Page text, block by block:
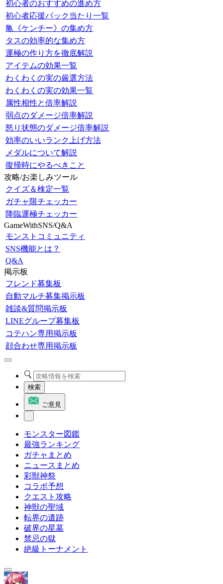
初心者のおすすめの進め方
初心者応援パック当たり一覧
亀《ケンチー》の集め方
タスの効率的な集め方
運極の作り方を徹底解説
アイテムの効果一覧
わくわくの実の厳選方法
わくわくの実の効果一覧
属性相性と倍率解説
弱点のダメージ倍率解説
怒り状態のダメージ倍率解説
効率のいいランク上げ方法
メダルについて解説
復帰時にやるべきこと
攻略/お楽しみツール
クイズ＆検定一覧
ガチャ限チェッカー
降臨運極チェッカー
GameWithSNS/Q&A
モンストコミュニティ
SNS機能とは？
Q&A
掲示板
フレンド募集板
自動マルチ募集掲示板
雑談&質問掲示板
LINEグループ募集板
コテハン専用掲示板
顔合わせ専用掲示板
検索
ご意見
モンスター図鑑
最強ランキング
ガチャまとめ
ニュースまとめ
彩獣神祭
コラボ予想
クエスト攻略
神獣の聖域
転界の遺跡
破界の星墓
禁忌の獄
絶級トーナメント